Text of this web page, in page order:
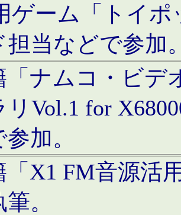
ゲーム「トイ
担当などで参加
「ナムコ・ビデ
リVol.1 for
加。
「X1 FM音源活
。